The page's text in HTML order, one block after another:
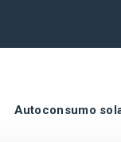
Autoconsumo